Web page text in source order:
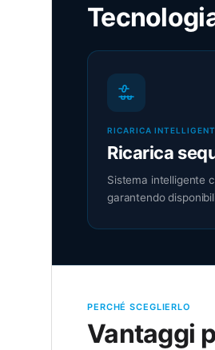
RICARICA
Ricarica
Sistema intelligente
garantendo
PERCHÉ SCEGLIERLO
Vantaggi